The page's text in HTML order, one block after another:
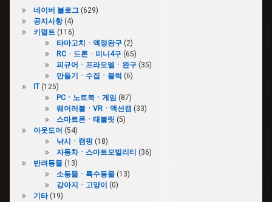
어
드
밴
#GBASP
네이버 블로그(629)
공지사항(4)
키덜트(116)
타마고치ㆍ액정완구(2)
RCㆍ드론ㆍ미니4구(65)
피규어ㆍ프라모델ㆍ완구(35)
만들기ㆍ수집ㆍ블럭 (6)
IT(125)
PCㆍ노트북ㆍ게임 (87)
웨어러블ㆍVRㆍ액션캠 (33)
스마트폰ㆍ태블릿 (5)
아웃도어 (54)
낚시ㆍ캠핑 (18)
자동차ㆍ스마트모빌리티 (36)
반려동물(13)
소동물ㆍ특수동물(13)
강아지ㆍ고양이
(0)
기타(19)